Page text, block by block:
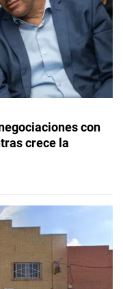
con
crece la